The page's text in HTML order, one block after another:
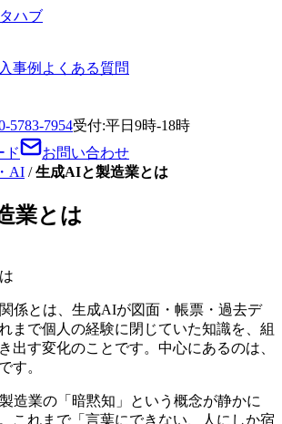
ハブ
事例 よくある質問
5783-7954受付:平日9時-18時
ド
お問い合わせ
AI /生成AIと製造業とは
業とは
係とは、生成AIが図面・帳票・過去デ
まで個人の経験に閉じていた知識を、組
出す変化のことです。中心にあるのは、
す。
造業の「暗黙知」という概念が静かに
これまで「言葉にできない、人にしか宿